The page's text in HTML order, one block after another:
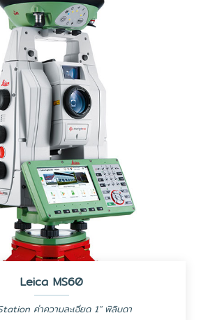
Leica MS60
ค่าความละเอียด 1" พิลิบดา